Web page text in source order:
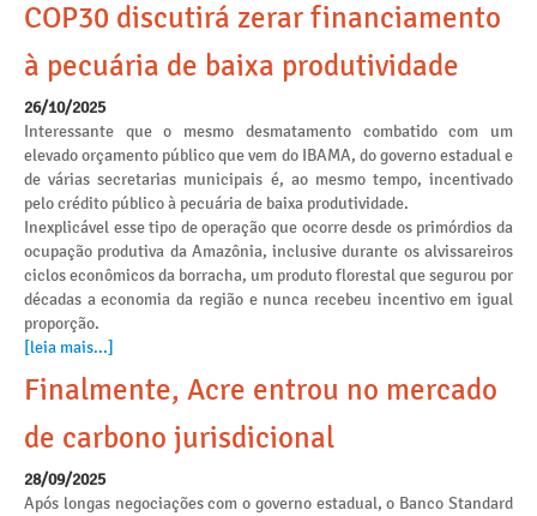
COP30 discutirá zerar financiamento
à pecuária de baixa produtividade
26/10/2025
Interessante que o mesmo desmatamento combatido com um
elevado orçamento público que vem do IBAMA, do governo estadual e
de várias secretarias municipais é, ao mesmo tempo, incentivado
pelo crédito público à pecuária de baixa produtividade.
Inexplicável esse tipo de operação que ocorre desde os primórdios da
ocupação produtiva da Amazônia, inclusive durante os alvissareiros
ciclos econômicos da borracha, um produto florestal que segurou por
décadas a economia da região e nunca recebeu incentivo em igual
proporção.
[leia mais...]
Finalmente, Acre entrou no mercado
de carbono jurisdicional
28/09/2025
Após longas negociações com o governo estadual, o Banco Standard